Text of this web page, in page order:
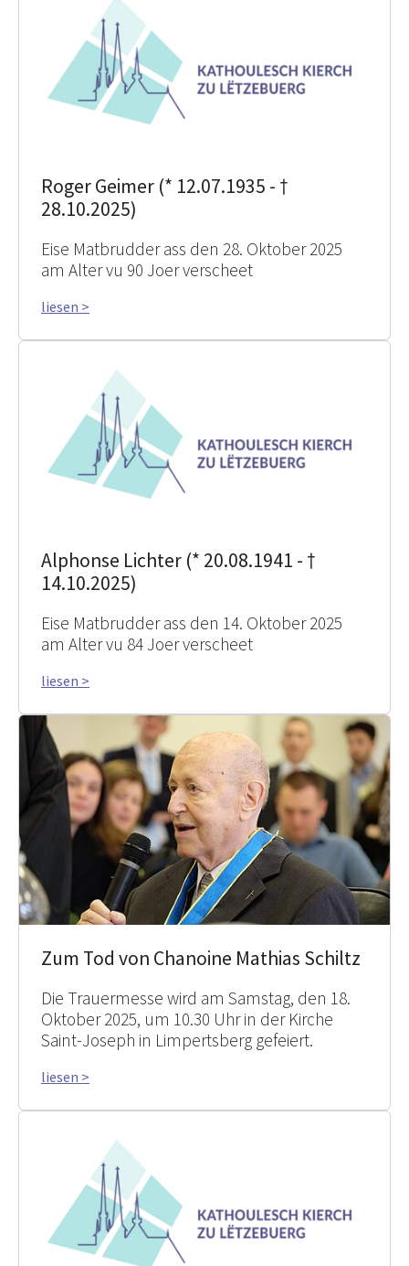
Roger Geimer (* 12.07.1935 - †
28.10.2025)
Eise Matbrudder ass den 28. Oktober 2025
am Alter vu 90 Joer verscheet
liesen >
Alphonse Lichter (* 20.08.1941 - †
14.10.2025)
Eise Matbrudder ass den 14. Oktober 2025
am Alter vu 84 Joer verscheet
liesen >
Zum Tod von Chanoine Mathias Schiltz
Die Trauermesse wird am Samstag, den 18.
Oktober 2025, um 10.30 Uhr in der Kirche
Saint-Joseph in Limpertsberg gefeiert.
liesen >